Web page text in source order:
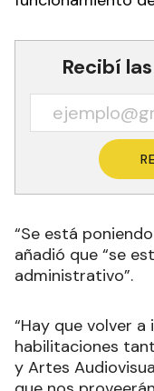
Recibí
“Se está
añadió que “se
administrativo”.
“Hay que volver
habilitaciones
y Artes